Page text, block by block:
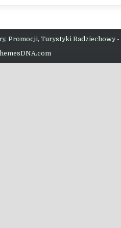
Promocji, Turystyki Radziechowy